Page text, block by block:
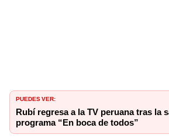
PUEDES VER:
Rubí regresa a la TV peruana tras la
programa “En boca de todos”